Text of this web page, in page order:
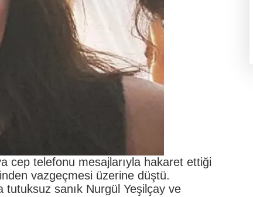
cep telefonu mesajlarıyla hakaret ettiği
vazgeçmesi üzerine düştü.
sanık Nurgül Yeşilçay ve